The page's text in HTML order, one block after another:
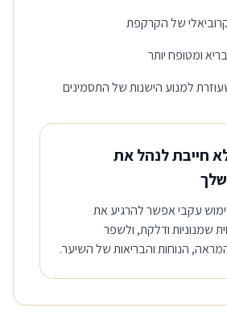
של הקרקפת
ומטופח יותר
למנוע הישנות של התסמינים
חייבת לנהל את
עקבי אפשר להרגיע את
שמנוניות ודלקת, ולשפר
הנוחות והבריאות של השיער.